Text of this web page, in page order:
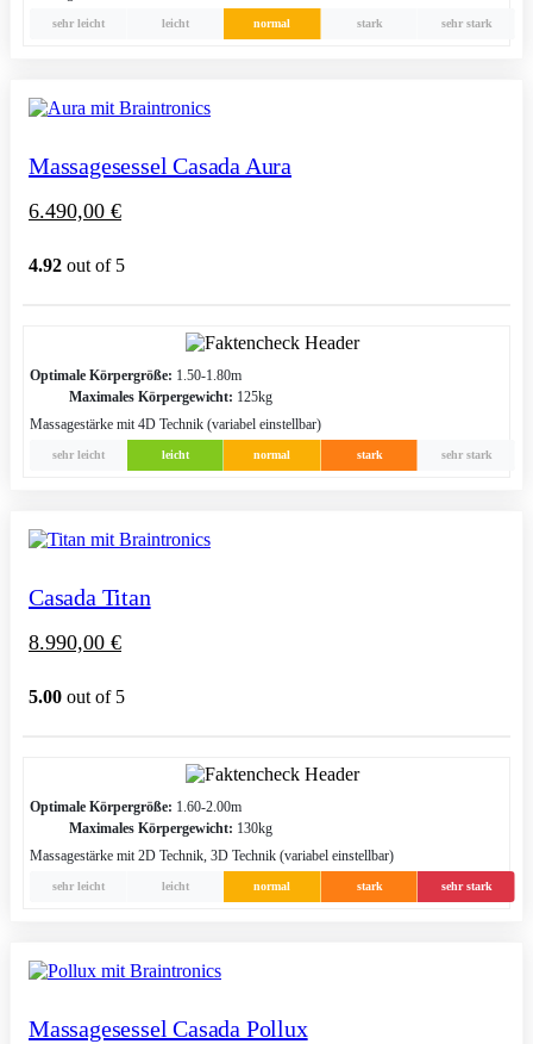
sehr leicht leicht normal stark sehr stark
Massagesessel Casada Aura
6.490,00 €
4.92 out of 5
Optimale Körpergröße: 1.50-1.80m
Maximales Körpergewicht: 125kg
Massagestärke mit 4D Technik (variabel einstellbar)
sehr leicht leicht normal stark sehr stark
Casada Titan
8.990,00 €
5.00 out of 5
Optimale Körpergröße: 1.60-2.00m
Maximales Körpergewicht: 130kg
Massagestärke mit 2D Technik, 3D Technik (variabel einstellbar)
sehr leicht leicht normal stark sehr stark
Massagesessel Casada Pollux